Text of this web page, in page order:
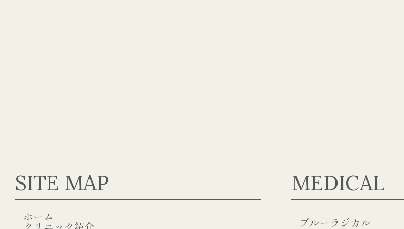
SITE MAP
ホーム
MEDICAL
ブルーラジカル